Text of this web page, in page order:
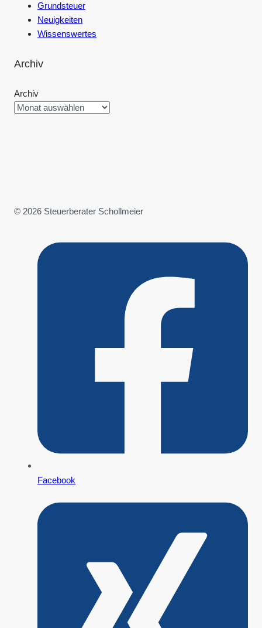
Grundsteuer
Neuigkeiten
Wissenswertes
Archiv
Archiv
© 2026 Steuerberater Schollmeier
Facebook